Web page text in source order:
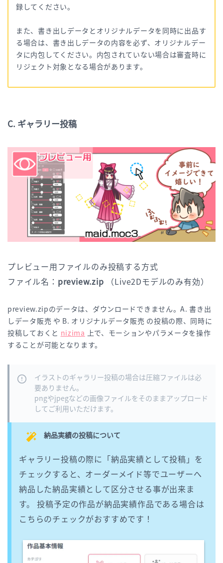
録してください。
また、書き出しデータとオリジナルデータを同時に出品す
る場合は、書き出しデータの内容を必ず、オリジナルデー
タに内包してください。内包されていない場合は審査時に
リジェクト対象となる場合があります。
C. ギャラリー投稿
プレビュー用ファイルのみ投稿する方式
ファイル名： preview.zip （Live2Dモデルのみ有効）
preview.zipのデータは、ダウンロードできません。A. 書き出
しデータ販売 や B. オリジナルデータ販売 の投稿の際、同時に
投稿しておくと nizima 上で、モーションやパラメータを操作
することが可能となります。
イラストのギャラリー投稿の場合は圧縮ファイルは必
要ありません。
pngやjpegなどの画像ファイルをそのままアップロード
してご利用いただけます。
納品実績の投稿について
ギャラリー投稿の際に「納品実績として投稿」を
チェックすると、オーダーメイド等でユーザーへ
納品した納品実績として区分させる事が出来ま
す。 投稿予定の作品が納品実績作品である場合は
こちらのチェックがおすすめです！